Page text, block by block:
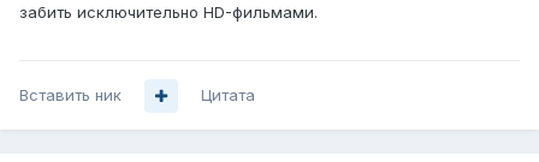
забить исключительно HD-фильмами.
Вставить ник Цитата